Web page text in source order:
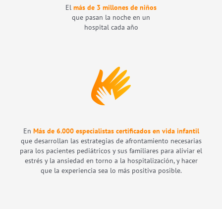
El más de 3 millones de niños
que pasan la noche en un
hospital cada año
En Más de 6.000 especialistas certificados en vida infantil
que desarrollan las estrategias de afrontamiento necesarias
para los pacientes pediátricos y sus familiares para aliviar el
estrés y la ansiedad en torno a la hospitalización, y hacer
que la experiencia sea lo más positiva posible.